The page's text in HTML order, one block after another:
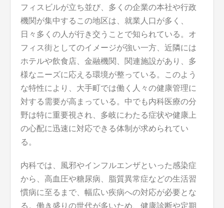
フィスビルが立ち並び、多くの企業の本社や行政
機関が集中するこの地区は、就業人口が多く、
日々多くの人が行き交うことで知られている。オ
フィス街としてのイメージが強い一方、近隣には
ホテルや飲食店、金融機関、関連施設があり、多
様なニーズに応える環境が整っている。このよう
な特性により、大手町では働く人々の健康管理に
対する需要が高まっている。中でも内科医療の分
野は特に重要視され、多岐にわたる症状や健康上
の心配に迅速に対応できる体制が求められてい
る。
内科では、風邪やインフルエンザといった感染症
から、高血圧や糖尿病、脂質異常症などの生活習
慣病に至るまで、幅広い疾病への対応が必要とな
る。働き盛りの世代が多いため、健康診断や定期